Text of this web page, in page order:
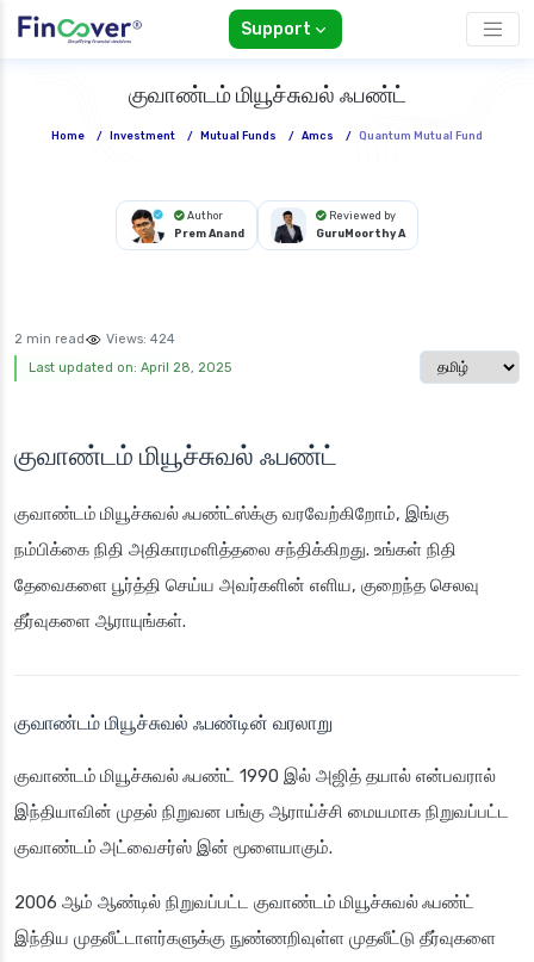
Support
குவாண்டம் மியூச்சுவல் ஃபண்ட்
Home / Investment / Mutual Funds / Amcs / Quantum Mutual Fund
Author
Prem Anand
Reviewed by
GuruMoorthy A
2 min read Views: 424
Last updated on: April 28, 2025
Select
குவாண்டம் மியூச்சுவல் ஃபண்ட்
குவாண்டம் மியூச்சுவல் ஃபண்ட்ஸ்க்கு வரவேற்கிறோம், இங்கு
நம்பிக்கை நிதி அதிகாரமளித்தலை சந்திக்கிறது. உங்கள் நிதி
தேவைகளை பூர்த்தி செய்ய அவர்களின் எளிய, குறைந்த செலவு
தீர்வுகளை ஆராயுங்கள்.
குவாண்டம் மியூச்சுவல் ஃபண்டின் வரலாறு
குவாண்டம் மியூச்சுவல் ஃபண்ட் 1990 இல் அஜித் தயால் என்பவரால்
இந்தியாவின் முதல் நிறுவன பங்கு ஆராய்ச்சி மையமாக நிறுவப்பட்ட
குவாண்டம் அட்வைசர்ஸ் இன் மூளையாகும்.
2006 ஆம் ஆண்டில் நிறுவப்பட்ட குவாண்டம் மியூச்சுவல் ஃபண்ட்
இந்திய முதலீட்டாளர்களுக்கு நுண்ணறிவுள்ள முதலீட்டு தீர்வுகளை